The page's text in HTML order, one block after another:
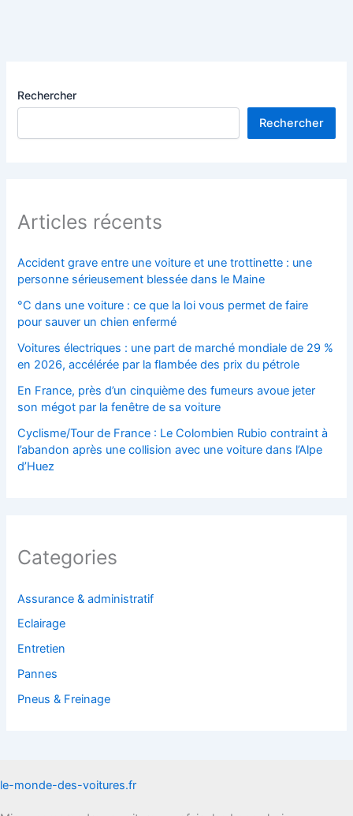
Rechercher
Rechercher
Articles récents
Accident grave entre une voiture et une trottinette : une
personne sérieusement blessée dans le Maine
°C dans une voiture : ce que la loi vous permet de faire
pour sauver un chien enfermé
Voitures électriques : une part de marché mondiale de 29 %
en 2026, accélérée par la flambée des prix du pétrole
En France, près d’un cinquième des fumeurs avoue jeter
son mégot par la fenêtre de sa voiture
Cyclisme/Tour de France : Le Colombien Rubio contraint à
l’abandon après une collision avec une voiture dans l’Alpe
d’Huez
Categories
Assurance & administratif
Eclairage
Entretien
Pannes
Pneus & Freinage
le-monde-des-voitures.fr